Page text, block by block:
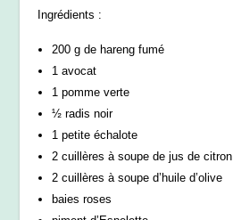
Ingrédients :
200 g de hareng fumé
1 avocat
1 pomme verte
½ radis noir
1 petite échalote
2 cuillères à soupe de jus de citron
2 cuillères à soupe d’huile d’olive
baies roses